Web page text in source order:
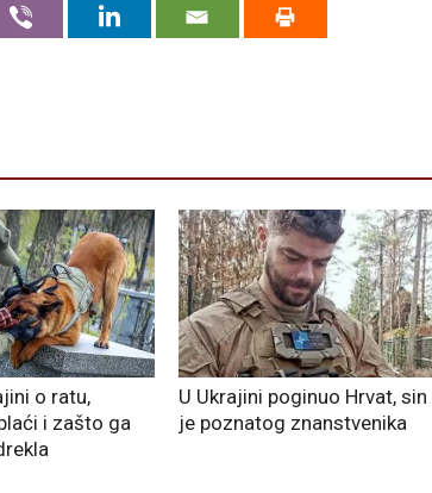
o ratu,
i zašto ga
U Ukrajini poginuo Hrvat, sin
je poznatog znanstvenika